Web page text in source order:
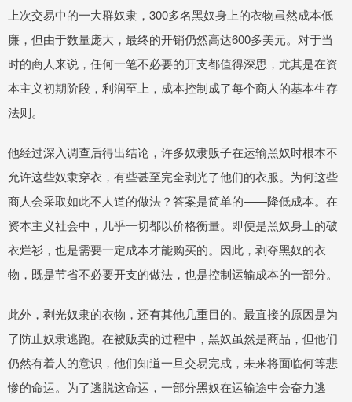
上次交易中的一大群奴隶，300多名黑奴身上的衣物虽然成本低
廉，但由于数量庞大，最终的开销仍然高达600多美元。对于当
时的商人来说，任何一笔不必要的开支都值得深思，尤其是在资
本主义初期阶段，利润至上，成本控制成了每个商人的基本生存
法则。
他经过深入调查后得出结论，许多奴隶贩子在运输黑奴时根本不
允许这些奴隶穿衣，有些甚至完全剥光了他们的衣服。为何这些
商人会采取如此不人道的做法？答案是简单的——降低成本。在
资本主义社会中，几乎一切都以价格衡量。即便是黑奴身上的破
衣烂衫，也是需要一定成本才能购买的。因此，剥夺黑奴的衣
物，既是节省不必要开支的做法，也是控制运输成本的一部分。
此外，剥光奴隶的衣物，还有其他几重目的。最直接的原因是为
了防止奴隶逃跑。在被贩卖的过程中，黑奴虽然是商品，但他们
仍然有着人的意识，他们知道一旦交易完成，未来将面临何等悲
惨的命运。为了逃脱这命运，一部分黑奴在运输途中会奋力逃